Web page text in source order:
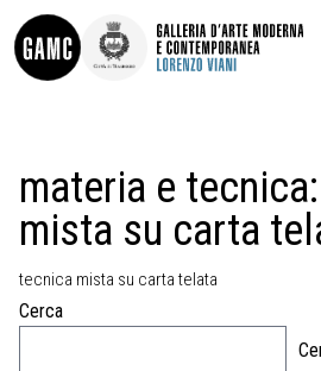
CONTATTI
DIDATTICA
SHOP
LE COLLEZIONI
GLI AUTORI
GRAFICA
PITTURA
STAMPA
materia e tecnica:
mista su carta
tecnica mista su carta telata
Cerca